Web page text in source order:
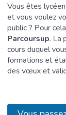
Vous êtes
et vous voulez
public ? Pour
Parcoursup. La
cours duquel
formations et
des vœux et